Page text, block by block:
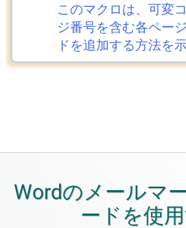
このマクロは、可変
ジ番号を含む各ペー
ドを追加する方法を示
Wordのメールマ
ードを使